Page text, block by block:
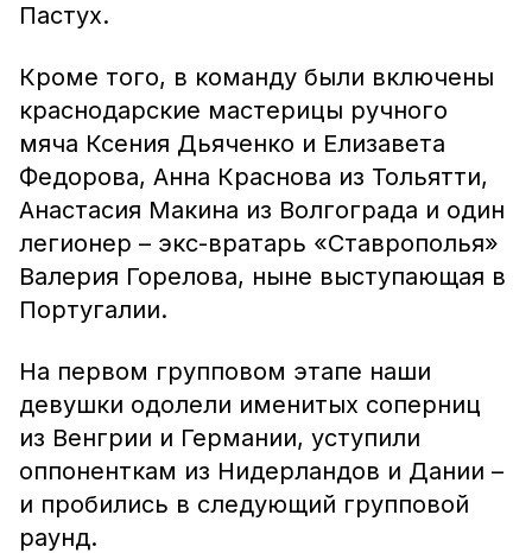
Пастух.
Кроме того, в команду были включены
краснодарские мастерицы ручного
мяча Ксения Дьяченко и Елизавета
Федорова, Анна Краснова из Тольятти,
Анастасия Макина из Волгограда и один
легионер – экс-вратарь «Ставрополья»
Валерия Горелова, ныне выступающая в
Португалии.
На первом групповом этапе наши
девушки одолели именитых соперниц
из Венгрии и Германии, уступили
оппоненткам из Нидерландов и Дании –
и пробились в следующий групповой
раунд.